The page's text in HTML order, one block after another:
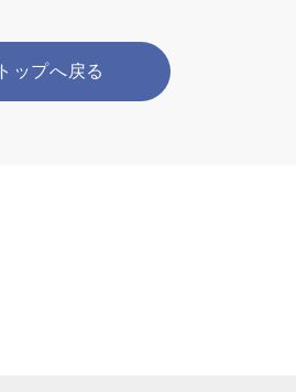
トップへ戻る